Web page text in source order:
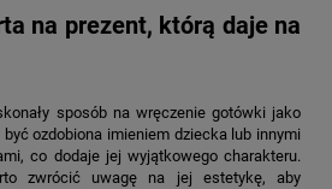
na prezent, którą daje na
sposób na wręczenie gotówki jako
ozdobiona imieniem dziecka lub innymi
co dodaje jej wyjątkowego charakteru.
zwrócić uwagę na jej estetykę, aby